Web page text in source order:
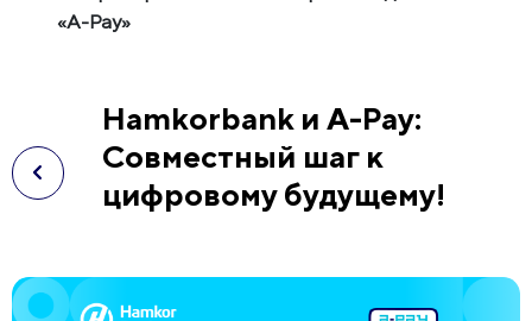
«A-Pay»
Hamkorbank и A-Pay:
Совместный шаг к
цифровому будущему!